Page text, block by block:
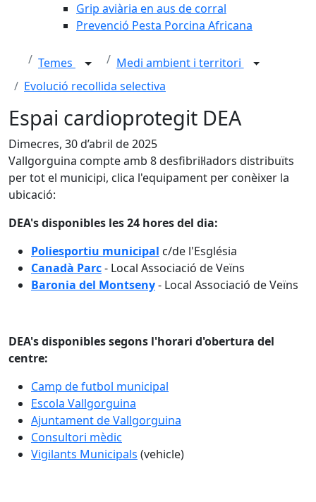
Grip aviària en aus de corral
Prevenció Pesta Porcina Africana
Temes
Medi ambient i territori
Evolució recollida selectiva
Espai cardioprotegit DEA
Dimecres, 30 d’abril de 2025
Vallgorguina compte amb 8 desfibril·ladors distribuïts
per tot el municipi, clica l'equipament per conèixer la
ubicació:
DEA's disponibles les 24 hores del dia:
Poliesportiu municipal c/de l'Església
Canadà Parc- Local Associació de Veïns
Baronia del Montseny- Local Associació de Veïns
DEA's disponibles segons l'horari d'obertura del
centre:
Camp de futbol municipal
Escola Vallgorguina
Ajuntament de Vallgorguina
Consultori mèdic
Vigilants Municipals (vehicle)